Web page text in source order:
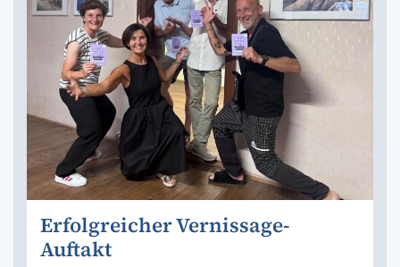
Erfolgreicher Vernissage-
Auftakt